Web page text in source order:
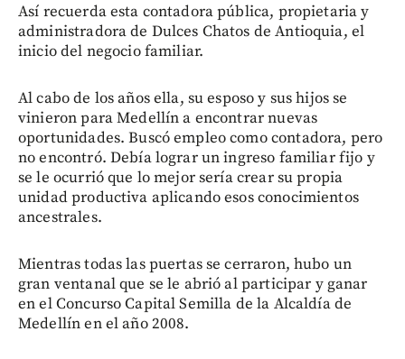
Así recuerda esta contadora pública, propietaria y
administradora de Dulces Chatos de Antioquia, el
inicio del negocio familiar.
Al cabo de los años ella, su esposo y sus hijos se
vinieron para Medellín a encontrar nuevas
oportunidades. Buscó empleo como contadora, pero
no encontró. Debía lograr un ingreso familiar fijo y
se le ocurrió que lo mejor sería crear su propia
unidad productiva aplicando esos conocimientos
ancestrales.
Mientras todas las puertas se cerraron, hubo un
gran ventanal que se le abrió al participar y ganar
en el Concurso Capital Semilla de la Alcaldía de
Medellín en el año 2008.